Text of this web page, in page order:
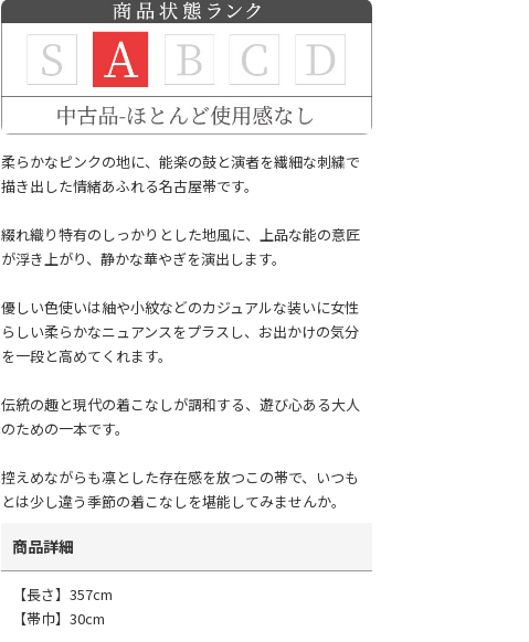
柔らかなピンクの地に、能楽の鼓と演者を繊細な刺繍で
描き出した情緒あふれる名古屋帯です。
綴れ織り特有のしっかりとした地風に、上品な能の意匠
が浮き上がり、静かな華やぎを演出します。
優しい色使いは紬や小紋などのカジュアルな装いに女性
らしい柔らかなニュアンスをプラスし、お出かけの気分
を一段と高めてくれます。
伝統の趣と現代の着こなしが調和する、遊び心ある大人
のための一本です。
控えめながらも凛とした存在感を放つこの帯で、いつも
とは少し違う季節の着こなしを堪能してみませんか。
商品詳細
【長さ】357cm
【帯巾】30cm